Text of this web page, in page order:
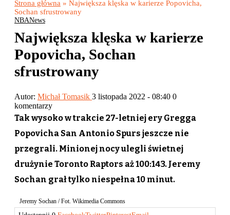
Strona główna » Największa klęska w karierze Popovicha,
Sochan sfrustrowany
NBANews
Największa klęska w karierze
Popovicha, Sochan
sfrustrowany
Autor: Michał Tomasik 3 listopada 2022 - 08:40 0
komentarzy
Tak wysoko w trakcie 27-letniej ery Gregga
Popovicha San Antonio Spurs jeszcze nie
przegrali. Minionej nocy ulegli świetnej
drużynie Toronto Raptors aż 100:143. Jeremy
Sochan grał tylko niespełna 10 minut.
Jeremy Sochan / Fot. Wikimedia Commons